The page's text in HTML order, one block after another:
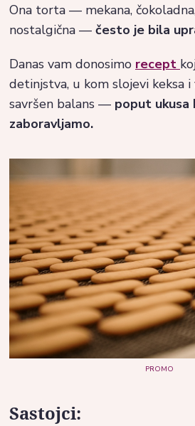
Ona torta — mekana,
nostalgična — često je bila
Danas vam donosimo recept
detinjstva, u kom slojevi keksa i
savršen balans — poput ukusa
zaboravljamo.
PROMO
Sastojci: